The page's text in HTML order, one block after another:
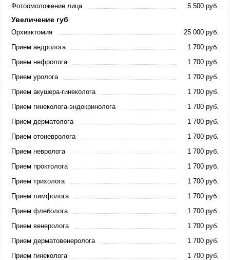
Фотоомоложение лица 5 500 руб.
Увеличение губ
Орхиэктомия
25 000 руб.
Прием андролога
1 700 руб.
Прием нефролога
1 700 руб.
Прием уролога
1 700 руб.
Прием акушера-гинеколога
1 700 руб.
Прием гинеколога-эндокринолога
1 700 руб.
Прием дерматолога
1 700 руб.
Прием отоневролога
1 700 руб.
Прием невролога
1 700 руб.
Прием проктолога
1 700 руб.
Прием трихолога
1 700 руб.
Прием лимфолога
1 700 руб.
Прием флеболога
1 700 руб.
Прием венеролога
1 700 руб.
Прием дерматовенеролога
1 700 руб.
Прием гинеколога
1 700 руб.